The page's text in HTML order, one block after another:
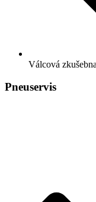
Válcová
Pneuservis